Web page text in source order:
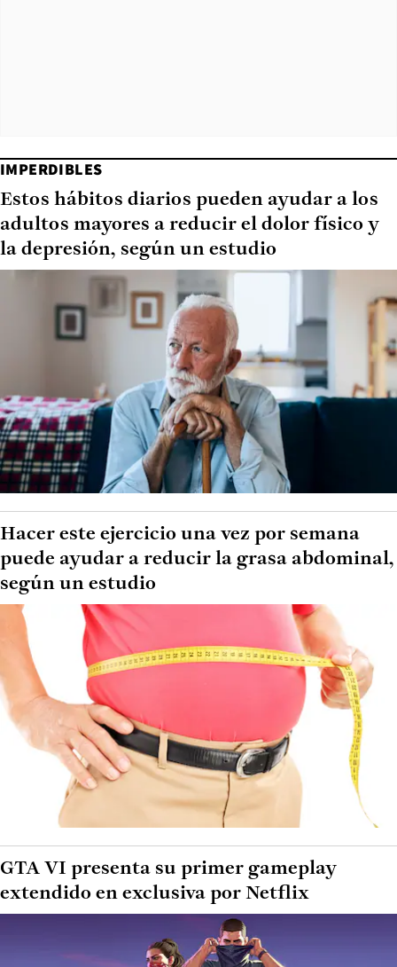
IMPERDIBLES
Estos hábitos diarios pueden ayudar a los
adultos mayores a reducir el dolor físico y
la depresión, según un estudio
Hacer este ejercicio una vez por semana
puede ayudar a reducir la grasa abdominal,
según un estudio
GTA VI presenta su primer gameplay
extendido en exclusiva por Netflix